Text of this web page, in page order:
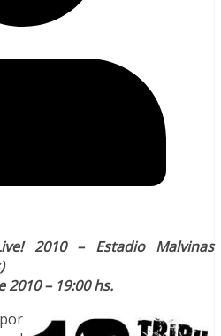
2010 – Estadio Malvinas
2010 – 19:00 hs.